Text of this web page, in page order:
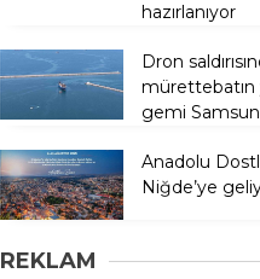
hazırlanıyor
Dron
mürettebatın
gemi
Anadolu
Niğde’ye
REKLAM